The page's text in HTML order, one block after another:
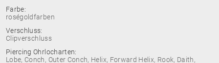
Farbe:
roségoldfarben
Verschluss:
Clipverschluss
Piercing Ohrlocharten:
Lobe, Conch, Outer Conch, Helix, Forward Helix, Rook, Daith,